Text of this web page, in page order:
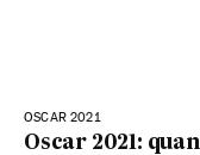
OSCAR 2021
Oscar 2021: